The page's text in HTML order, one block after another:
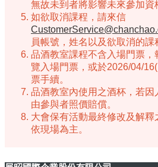
無故未到者將影響未來參加資
如欲取消課程，請來信
員帳號，姓名以及欲取消的課
品酒教室課程不含入場門票
覽入場門票，或於2026/04/
票手續。
品酒教室內使用之酒杯，若
由參與者照價賠償。
大會保有活動最終修改及解
依現場為主。